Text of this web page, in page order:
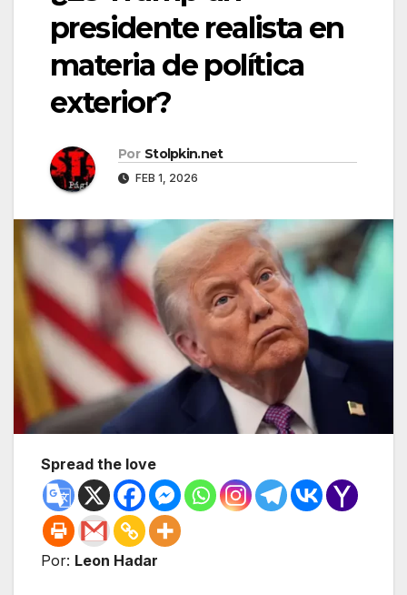
presidente realista en
materia de política
exterior?
Por Stolpkin.net
FEB 1, 2026
Spread the love
Por: Leon Hadar